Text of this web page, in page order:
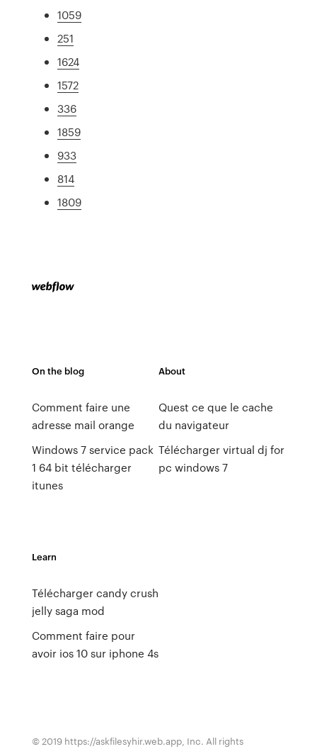
1059
251
1624
1572
336
1859
933
814
1809
On the blog
Comment faire une
adresse mail orange
Windows 7 service pack
1 64 bit télécharger
itunes
About
Quest ce que le cache
du navigateur
Télécharger virtual dj for
pc windows 7
Learn
Télécharger candy crush
jelly saga mod
Comment faire pour
avoir ios 10 sur iphone 4s
© 2019 https://askfilesyhir.web.app, Inc. All rights